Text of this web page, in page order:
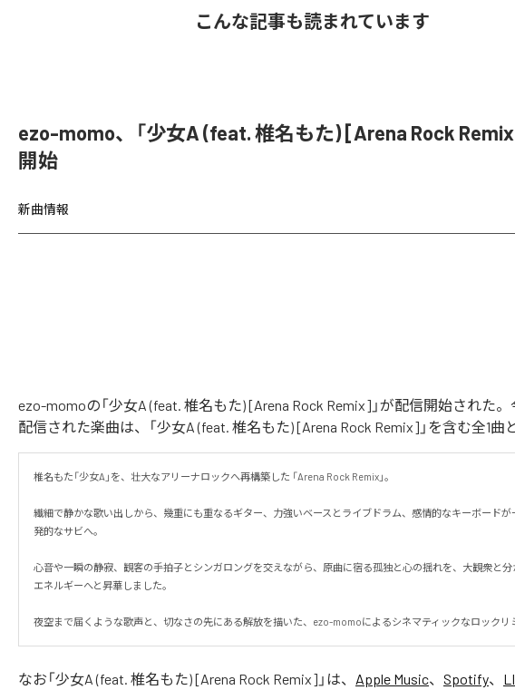
こんな記事も読まれています
ezo-momo、「少女A (feat. 椎名もた) [Arena Rock
開始
新曲情報
ezo-momoの「少女A (feat. 椎名もた) [Arena Rock Remix]」が配信開始された
配信された楽曲は、「少女A (feat. 椎名もた) [Arena Rock Remix]」を含む全1曲
椎名もた「少女A」を、壮大なアリーナロックへ再構築した 「Arena Rock Remix」。
繊細で静かな歌い出しから、幾重にも重なるギター、力強いベースとライブドラム、感情的なキーボードが
発的なサビへ。
心音や一瞬の静寂、観客の手拍子とシンガロングを交えながら、原曲に宿る孤独と心の揺れを、大観衆と分
エネルギーへと昇華しました。
夜空まで届くような歌声と、切なさの先にある解放を描いた、ezo-momoによるシネマティックなロックリ
なお「少女A (feat. 椎名もた) [Arena Rock Remix] 」は、 Apple Music、 Spotify、